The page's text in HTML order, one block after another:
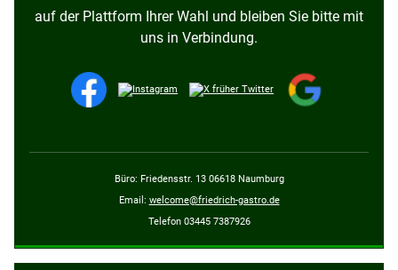
auf der Plattform Ihrer Wahl und bleiben Sie bitte mit
uns in Verbindung.
Büro: Friedensstr. 13 06618 Naumburg
Email: welcome@friedrich-gastro.de
Telefon 03445 7387926